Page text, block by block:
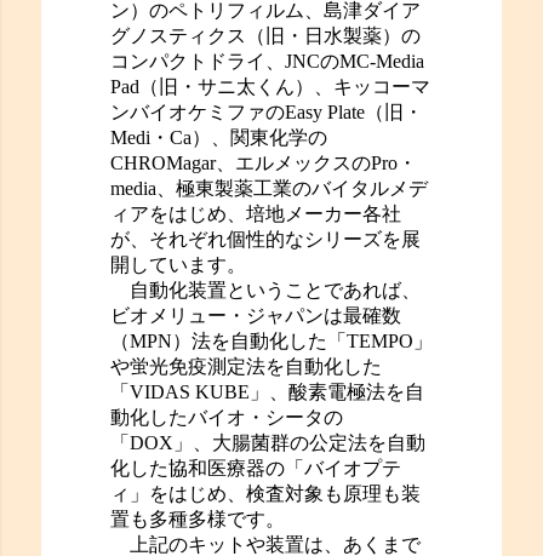
ン）のペトリフィルム、島津ダイア
グノスティクス（旧・日水製薬）の
コンパクトドライ、JNCのMC-Media
Pad（旧・サニ太くん）、キッコーマ
ンバイオケミファのEasy Plate（旧・
Medi・Ca）、関東化学の
CHROMagar、エルメックスのPro・
media、極東製薬工業のバイタルメデ
ィアをはじめ、培地メーカー各社
が、それぞれ個性的なシリーズを展
開しています。
自動化装置ということであれば、
ビオメリュー・ジャパンは最確数
（MPN）法を自動化した「TEMPO」
や蛍光免疫測定法を自動化した
「VIDAS KUBE」、酸素電極法を自
動化したバイオ・シータの
「DOX」、大腸菌群の公定法を自動
化した協和医療器の「バイオプテ
ィ」をはじめ、検査対象も原理も装
置も多種多様です。
上記のキットや装置は、あくまで